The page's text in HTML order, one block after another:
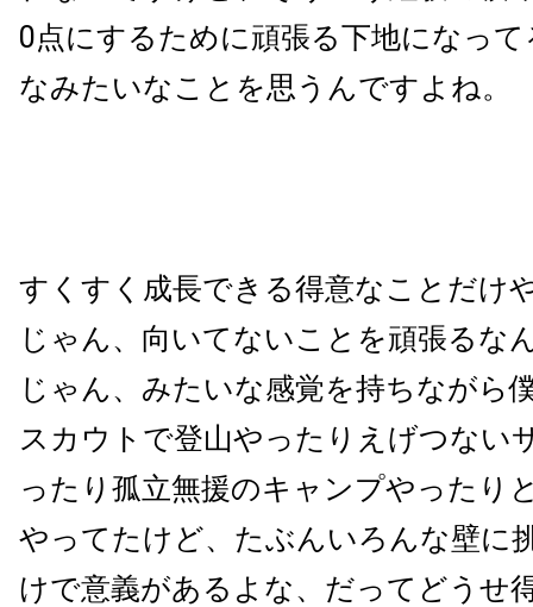
0点にするために頑張る下地になっ
なみたいなことを思うんですよね。
すくすく成長できる得意なことだけ
じゃん、向いてないことを頑張るな
じゃん、みたいな感覚を持ちながら
スカウトで登山やったりえげつない
ったり孤立無援のキャンプやったり
やってたけど、たぶんいろんな壁に
けで意義があるよな、だってどうせ